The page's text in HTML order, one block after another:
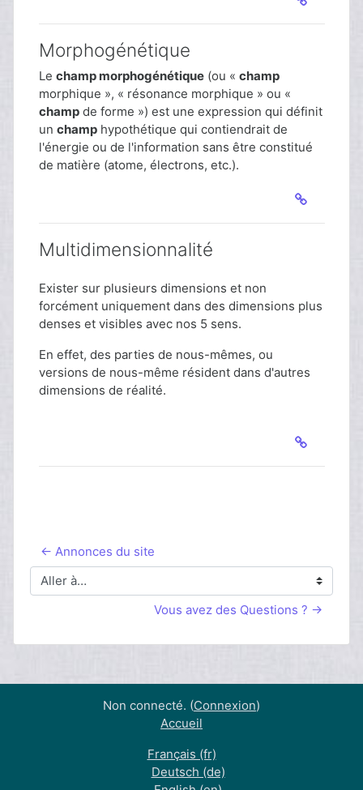
Morphogénétique
Le champ morphogénétique(ou « champ
morphique », « résonance morphique » ou «
champde forme ») est une expression qui définit
un champhypothétique qui contiendrait de
l'énergie ou de l'information sans être constitué
de matière (atome, électrons, etc.).
Multidimensionnalité
Exister sur plusieurs dimensions et non
forcément uniquement dans des dimensions plus
denses et visibles avec nos 5 sens.
En effet, des parties de nous-mêmes, ou
versions de nous-même résident dans d'autres
dimensions de réalité.
← Annonces du site
Aller à…
Vous avez des Questions ? →
Non connecté. (Connexion)
Accueil
Français ‎(fr)‎
Deutsch ‎(de)‎